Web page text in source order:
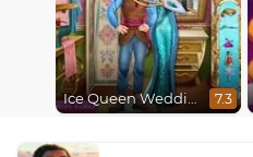
Ice Queen Wedding Tailor 7.3